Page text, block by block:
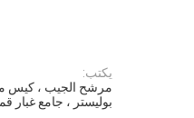
يكتب:
مرشح الجيب ، كيس
بوليستر ، جامع غبار